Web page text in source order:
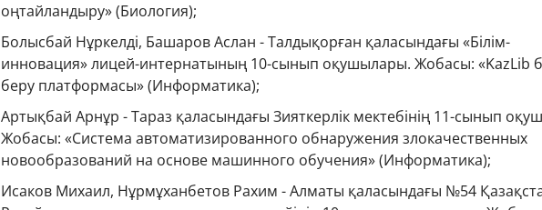
оңтайландыру» (Биология);
Болысбай Нұркелді, Башаров Аслан - Талдықорған қаласындағы «Білім-
инновация» лицей-интернатының 10-сынып оқушылары. Жобасы: «KazLib
беру платформасы» (Информатика);
Артықбай Арнұр - Тараз қаласындағы Зияткерлік мектебінің 11-сынып
Жобасы: «Система автоматизированного обнаружения злокачественных
новообразований на основе машинного обучения» (Информатика);
Исаков Михаил, Нұрмұханбетов Рахим - Алматы қаласындағы №54